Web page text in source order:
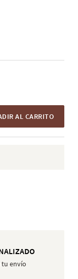
AL CARRITO
tu envío